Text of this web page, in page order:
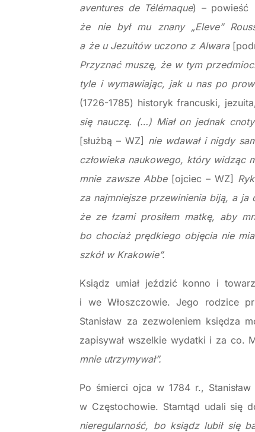
aventures de Télémaque) – powieść
że nie był mu znany „Eleve”
a że u Jezuitów uczono z Alwara
Przyznać muszę, że w tym
tyle i wymawiając, jak u nas po
(1726-1785) historyk francuski,
się nauczę. (…) Miał on jednak
[służbą – WZ] nie wdawał i nigdy
człowieka naukowego, który widząc
mnie zawsze Abbe [ojciec – WZ]
za najmniejsze przewinienia biją, a ja
że ze łzami prosiłem matkę, aby
bo chociaż prędkiego objęcia nie
szkół w Krakowie”.
Ksiądz umiał jeździć konno i
i we Włoszczowie. Jego rodzice
Stanisław za zezwoleniem księdza
zapisywał wszelkie wydatki i za co.
mnie utrzymywał”.
Po śmierci ojca w 1784 r.,
w Częstochowie. Stamtąd udali się
nieregularność, bo ksiądz lubił się